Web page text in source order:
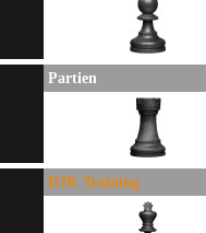
Partien
DJK Training